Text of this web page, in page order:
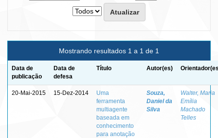
Mostrando resultados 1 a 1 de 1
Data de
publicação
Data de
defesa
Título Autor(es)
20-Mai-2015 15-Dez-2014
Uma
ferramenta
multiagente
baseada em
conhecimento
para anotação
Souza,
Daniel da
Silva
Walter, Maria
Emília
Machado
Telles